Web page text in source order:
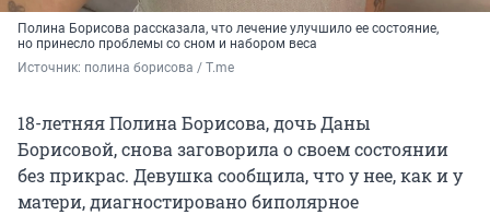
Полина Борисова рассказала, что лечение улучшило ее состояние,
но принесло проблемы со сном и набором веса
Источник: полина борисова / T.me
18-летняя Полина Борисова, дочь Даны
Борисовой, снова заговорила о своем состоянии
без прикрас. Девушка сообщила, что у нее, как и у
матери, диагностировано биполярное